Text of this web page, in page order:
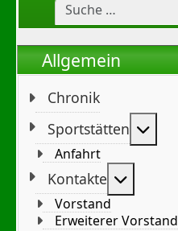
Allgemein
Chronik
Sportstätten
Anfahrt
Kontakte
Vorstand
Erweiterer Vorstand